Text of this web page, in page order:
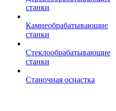
станки
Камнеобрабатывающие
станки
Стеклообрабатывающие
станки
Станочная оснастка